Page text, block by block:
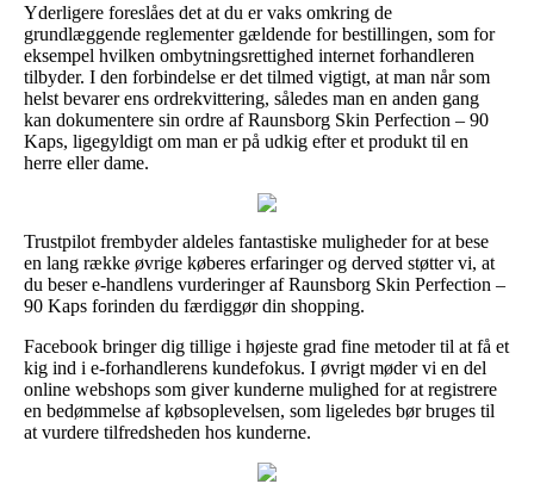
Yderligere foreslåes det at du er vaks omkring de
grundlæggende reglementer gældende for bestillingen, som for
eksempel hvilken ombytningsrettighed internet forhandleren
tilbyder. I den forbindelse er det tilmed vigtigt, at man når som
helst bevarer ens ordrekvittering, således man en anden gang
kan dokumentere sin ordre af Raunsborg Skin Perfection – 90
Kaps, ligegyldigt om man er på udkig efter et produkt til en
herre eller dame.
Trustpilot frembyder aldeles fantastiske muligheder for at bese
en lang række øvrige køberes erfaringer og derved støtter vi, at
du beser e-handlens vurderinger af Raunsborg Skin Perfection –
90 Kaps forinden du færdiggør din shopping.
Facebook bringer dig tillige i højeste grad fine metoder til at få et
kig ind i e-forhandlerens kundefokus. I øvrigt møder vi en del
online webshops som giver kunderne mulighed for at registrere
en bedømmelse af købsoplevelsen, som ligeledes bør bruges til
at vurdere tilfredsheden hos kunderne.